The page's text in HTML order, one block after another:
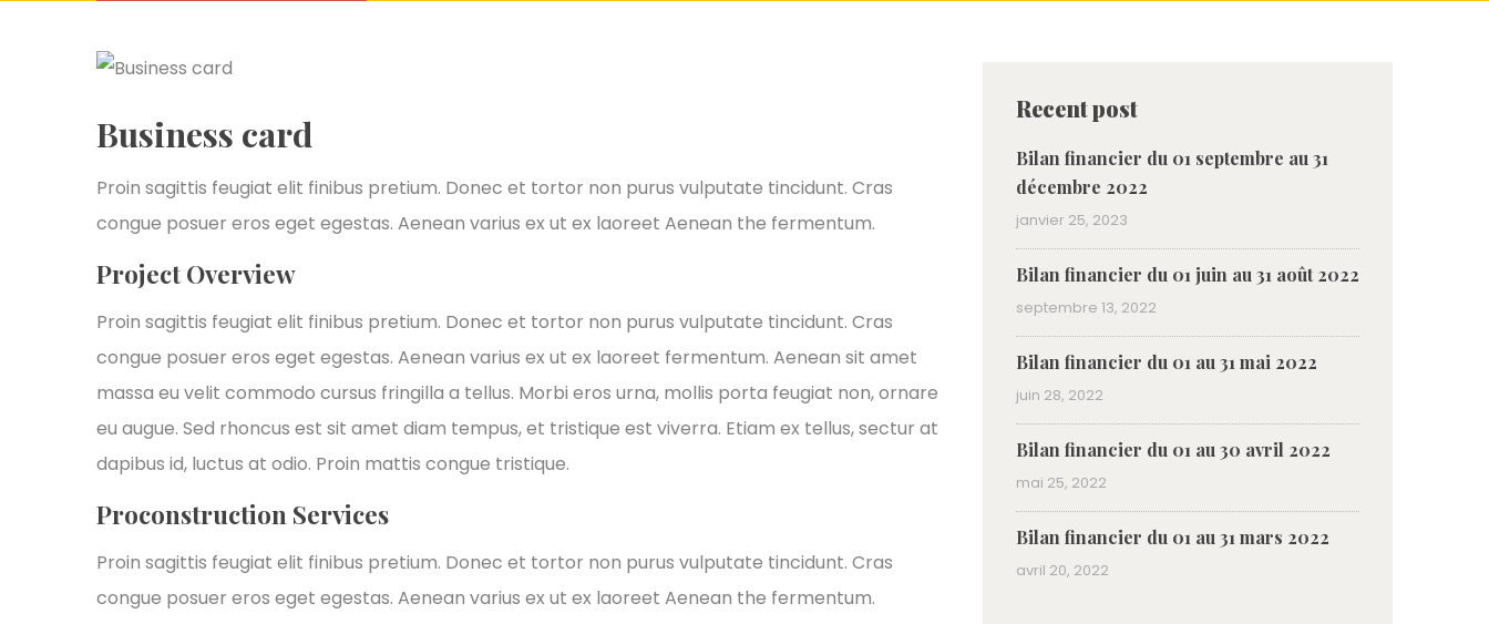
Business card
Proin sagittis feugiat elit finibus pretium. Donec et tortor non purus vulputate tincidunt. Cras
congue posuer eros eget egestas. Aenean varius ex ut ex laoreet Aenean the fermentum.
Project Overview
Proin sagittis feugiat elit finibus pretium. Donec et tortor non purus vulputate tincidunt. Cras
congue posuer eros eget egestas. Aenean varius ex ut ex laoreet fermentum. Aenean sit amet
massa eu velit commodo cursus fringilla a tellus. Morbi eros urna, mollis porta feugiat non, ornare
eu augue. Sed rhoncus est sit amet diam tempus, et tristique est viverra. Etiam ex tellus, sectur at
dapibus id, luctus at odio. Proin mattis congue tristique.
Proconstruction Services
Proin sagittis feugiat elit finibus pretium. Donec et tortor non purus vulputate tincidunt. Cras
congue posuer eros eget egestas. Aenean varius ex ut ex laoreet Aenean the fermentum.
Recent post
Bilan financier du 01 septembre au 31
décembre 2022
janvier 25, 2023
Bilan financier du 01 juin au 31 août 2022
septembre 13, 2022
Bilan financier du 01 au 31 mai 2022
juin 28, 2022
Bilan financier du 01 au 30 avril 2022
mai 25, 2022
Bilan financier du 01 au 31 mars 2022
avril 20, 2022